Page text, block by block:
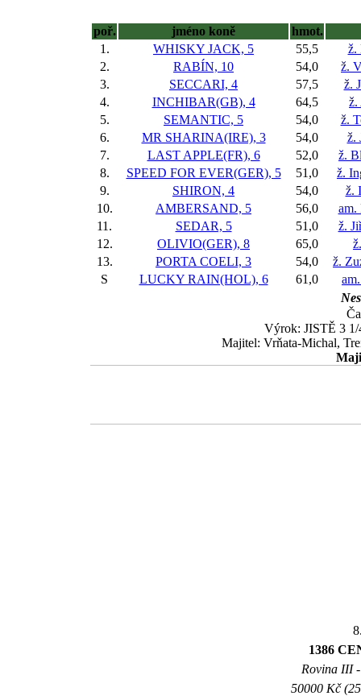
poř. jméno koně
hmot.
1.
WHISKY JACK, 5 55,5
ž.
2.
RABÍN, 10 54,0
ž.
3.
SECCARI, 4 57,5
ž.
4.
INCHIBAR(GB), 4 64,5
ž.
5.
SEMANTIC, 5 54,0
ž.
6.
MR SHARINA(IRE), 3 54,0
ž.
7.
LAST APPLE(FR), 6 52,0
ž.
8.
SPEED FOR EVER(GER), 5 51,0
ž.
9.
SHIRON, 4 54,0
ž.
10.
AMBERSAND, 5 56,0
am.
11.
SEDAR, 5 51,0
ž.
12.
OLIVIO(GER), 8 65,0
13.
PORTA COELI, 3 54,0
ž.
S
LUCKY RAIN(HOL), 6 61,0
Výrok: JISTĚ 3 1/
Majitel: Vrňata-Michal,
1386
Rovina III
50000 Kč